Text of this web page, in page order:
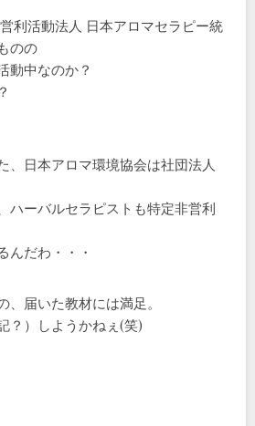
利活動法人 日本アロマセラピー統
のの
動中なのか？
、日本アロマ環境協会は社団法人
ハーバルセラピストも特定非営利
んだわ・・・
、届いた教材には満足。
？）しようかねぇ(笑)